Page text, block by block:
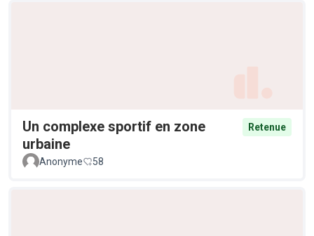
Un complexe sportif en zone
urbaine
Retenue
Anonyme 58